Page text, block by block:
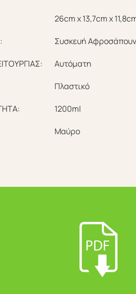
26cm x 13,7cm x
Συσκευή
Αυτόματη
Πλαστικό
1200ml
Μαύρο